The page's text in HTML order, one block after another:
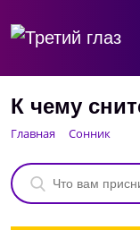
К чему
Главная Сонник